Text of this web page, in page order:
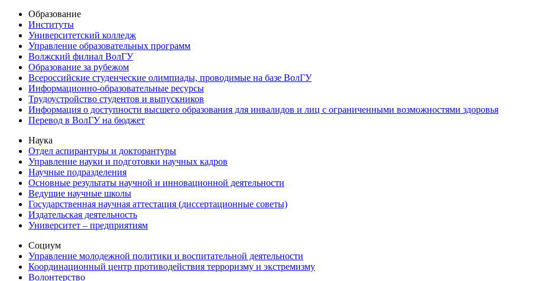
Образование
Институты
Университетский колледж
Управление образовательных программ
Волжский филиал ВолГУ
Образование за рубежом
Всероссийские студенческие олимпиады, проводимые на базе ВолГУ
Информационно-образовательные ресурсы
Трудоустройство студентов и выпускников
Информация о доступности высшего образования для инвалидов и лиц с ограниченными возможностями здоровья
Перевод в ВолГУ на бюджет
Наука
Отдел аспирантуры и докторантуры
Управление науки и подготовки научных кадров
Научные подразделения
Основные результаты научной и инновационной деятельности
Ведущие научные школы
Государственная научная аттестация (диссертационные советы)
Издательская деятельность
Университет – предприятиям
Социум
Управление молодежной политики и воспитательной деятельности
Координационный центр противодействия терроризму и экстремизму
Волонтерство